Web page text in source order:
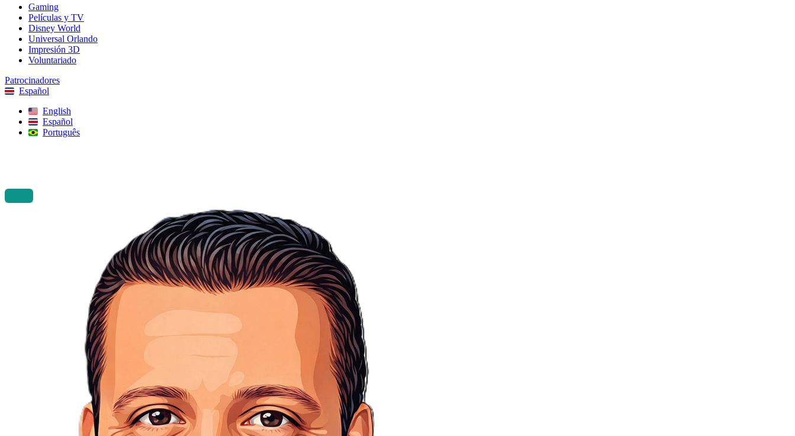
Gaming
Películas y TV
Disney World
Universal Orlando
Impresión 3D
Voluntariado
Patrocinadores
Español
English
Español
Português